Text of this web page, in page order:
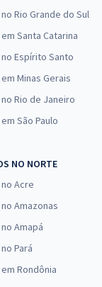
Rio Grande do Sul
Santa Catarina
Espírito Santo
Minas Gerais
Rio de Janeiro
São Paulo
NO NORTE
Acre
Amazonas
Amapá
Pará
Rondônia